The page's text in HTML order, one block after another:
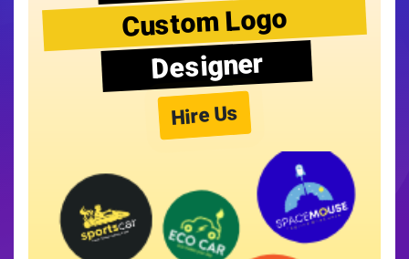
Custom Logo
Designer
Hire Us